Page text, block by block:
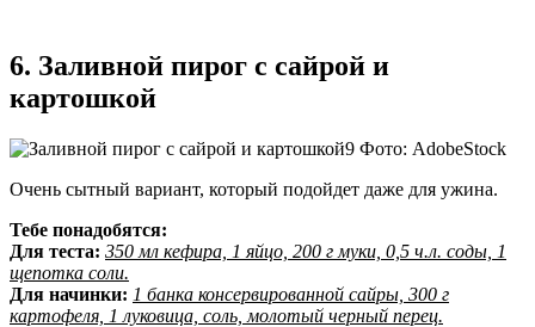
6. Заливной пирог с сайрой и
картошкой
Фото: AdobeStock
Очень сытный вариант, который подойдет даже для ужина.
Тебе понадобятся:
Для теста: 350 мл кефира, 1 яйцо, 200 г муки, 0,5 ч.л. соды, 1
щепотка соли.
Для начинки: 1 банка консервированной сайры, 300 г
картофеля, 1 луковица, соль, молотый черный перец.